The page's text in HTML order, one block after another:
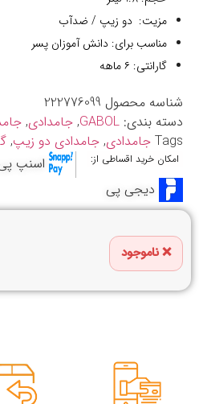
مزیت: دو زیپ / ضدآب
مناسب برای: دانش آموزان پسر
گارانتی: ۶ ماهه
شناسه محصول 222776099
دسته بندی: GABOL
, جامدادی,
Tags جامدادی, جامدادی دو زیپ,
امکان خرید اقساطی از: اسنپ
دیجی پی
ناموجود